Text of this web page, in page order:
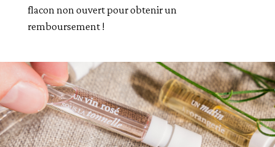
flacon non ouvert pour obtenir un
remboursement !